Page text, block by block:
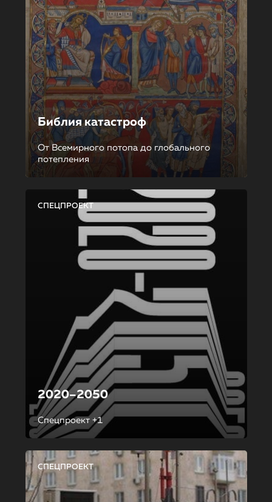
Библия катастроф
От Всемирного потопа до глобального
потепления
СПЕЦПРОЕКТ
2020–2050
Спецпроект +1
СПЕЦПРОЕКТ